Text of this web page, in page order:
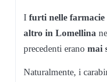
I furti nelle farmacie
altro in Lomellina
precedenti erano mai
Naturalmente, i